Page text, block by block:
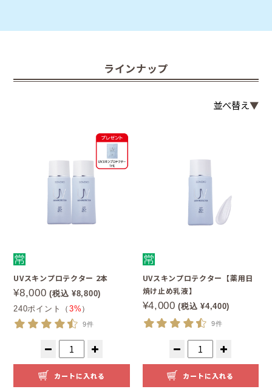
ラインナップ
並べ替え
UVスキンプロテクター 2本
¥8,000 (税込 ¥8,800)
240ポイント（ 3% ）
9件
カートに入れる
UVスキンプロテクター【薬用日
焼け止め乳液】
¥4,000 (税込 ¥4,400)
9件
カートに入れる